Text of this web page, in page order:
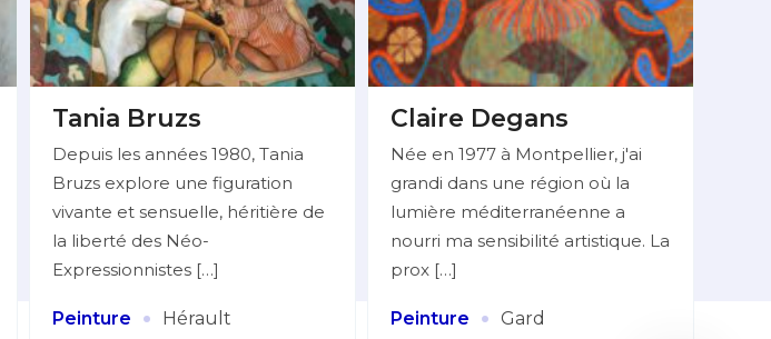
Tania Bruzs
Depuis les années 1980, Tania
Bruzs explore une figuration
vivante et sensuelle, héritière de
la liberté des Néo-
Expressionnistes […]
Peinture · Hérault
Claire Degans
Née en 1977 à Montpellier, j'ai
grandi dans une région où la
lumière méditerranéenne a
nourri ma sensibilité artistique. La
prox […]
Peinture · Gard